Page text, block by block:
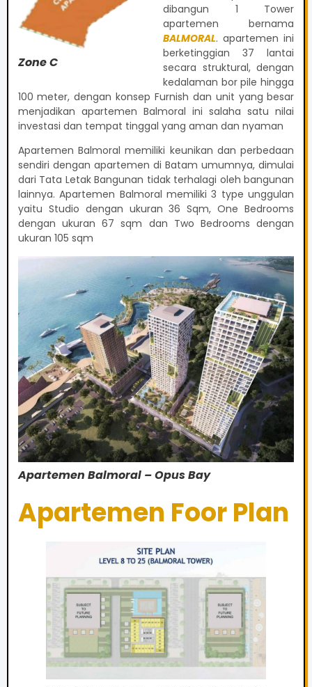
Zone C
dibangun 1 Tower
apartemen bernama
BALMORAL. apartemen ini
berketinggian 37 lantai
secara struktural, dengan
kedalaman bor pile hingga
100 meter, dengan konsep Furnish dan unit yang besar
menjadikan apartemen Balmoral ini salaha satu nilai
investasi dan tempat tinggal yang aman dan nyaman
Apartemen Balmoral memiliki keunikan dan perbedaan
sendiri dengan apartemen di Batam umumnya, dimulai
dari Tata Letak Bangunan tidak terhalagi oleh bangunan
lainnya. Apartemen Balmoral memiliki 3 type unggulan
yaitu Studio dengan ukuran 36 Sqm, One Bedrooms
dengan ukuran 67 sqm dan Two Bedrooms dengan
ukuran 105 sqm
Apartemen Balmoral – Opus Bay
Apartemen Foor Plan